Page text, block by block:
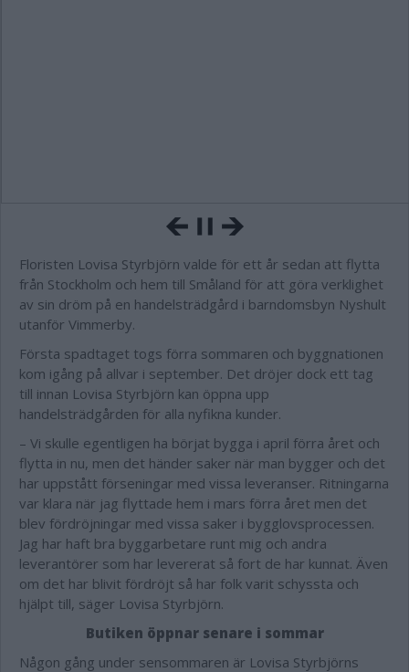
Floristen Lovisa Styrbjörn valde för ett år sedan att flytta
från Stockholm och hem till Småland för att göra verklighet
av sin dröm på en handelsträdgård i barndomsbyn Nyshult
utanför Vimmerby.
Första spadtaget togs förra sommaren och byggnationen
kom igång på allvar i september. Det dröjer dock ett tag
till innan Lovisa Styrbjörn kan öppna upp
handelsträdgården för alla nyfikna kunder.
– Vi skulle egentligen ha börjat bygga i april förra året och
flytta in nu, men det händer saker när man bygger och det
har uppstått förseningar med vissa leveranser. Ritningarna
var klara när jag flyttade hem i mars förra året men det
blev fördröjningar med vissa saker i bygglovsprocessen.
Jag har haft bra byggarbetare runt mig och andra
leverantörer som har levererat så fort de har kunnat. Även
om det har blivit fördröjt så har folk varit schyssta och
hjälpt till, säger Lovisa Styrbjörn.
Butiken öppnar senare i sommar
Någon gång under sensommaren är Lovisa Styrbjörns